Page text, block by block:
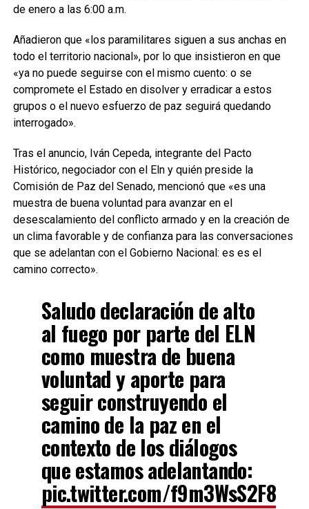
de enero a las 6:00 a.m.
Añadieron que «los paramilitares siguen a sus anchas en
todo el territorio nacional», por lo que insistieron en que
«ya no puede seguirse con el mismo cuento: o se
compromete el Estado en disolver y erradicar a estos
grupos o el nuevo esfuerzo de paz seguirá quedando
interrogado».
Tras el anuncio, Iván Cepeda, integrante del Pacto
Histórico, negociador con el Eln y quién preside la
Comisión de Paz del Senado, mencionó que «es una
muestra de buena voluntad para avanzar en el
desescalamiento del conflicto armado y en la creación de
un clima favorable y de confianza para las conversaciones
que se adelantan con el Gobierno Nacional: es es el
camino correcto».
Saludo declaración de alto
al fuego por parte del ELN
como muestra de buena
voluntad y aporte para
seguir construyendo el
camino de la paz en el
contexto de los diálogos
que estamos adelantando:
pic.twitter.com/f9m3WsS2F8